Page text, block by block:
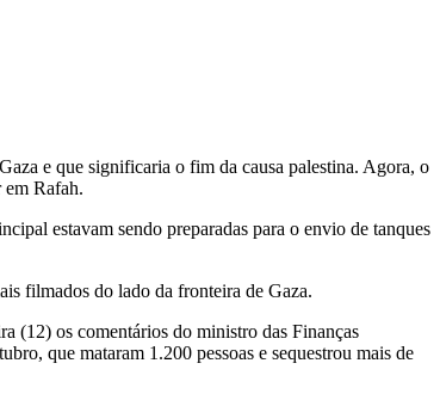
e que significaria o fim da causa palestina. Agora, o
em Rafah.
estavam sendo preparadas para o envio de tanques
filmados do lado da fronteira de Gaza.
(12) os comentários do ministro das Finanças
que mataram 1.200 pessoas e sequestrou mais de